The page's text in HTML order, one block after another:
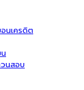
นเครดิต
นสอบ